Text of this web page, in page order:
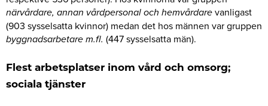
närvårdare, annan vårdpersonal och hemvårdarevanligast
(903 sysselsatta kvinnor) medan det hos männen var gruppen
byggnadsarbetare m.fl. (447 sysselsatta män).
Flest arbetsplatser inom vård och omsorg;
sociala tjänster